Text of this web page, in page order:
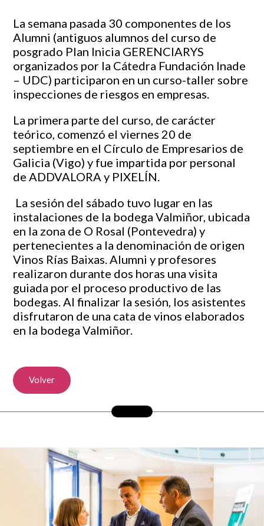
La semana pasada 30 componentes de los
Alumni (antiguos alumnos del curso de
posgrado Plan Inicia GERENCIARYS
organizados por la Cátedra Fundación Inade
– UDC) participaron en un curso-taller sobre
inspecciones de riesgos en empresas.
La primera parte del curso, de carácter
teórico, comenzó el viernes 20 de
septiembre en el Círculo de Empresarios de
Galicia (Vigo) y fue impartida por personal
de ADDVALORA y PIXELÍN.
La sesión del sábado tuvo lugar en las
instalaciones de la bodega Valmiñor, ubicada
en la zona de O Rosal (Pontevedra) y
pertenecientes a la denominación de origen
Vinos Rías Baixas. Alumni y profesores
realizaron durante dos horas una visita
guiada por el proceso productivo de las
bodegas. Al finalizar la sesión, los asistentes
disfrutaron de una cata de vinos elaborados
en la bodega Valmiñor.
Volver